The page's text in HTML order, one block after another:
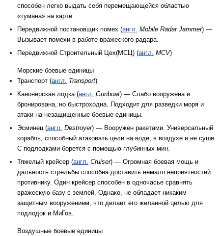
способен легко выдать себя перемещающейся областью
«тумана» на карте.
Передвижной постановщик помех (англ. Mobile Radar Jammer) —
Вызывает помехи в работе вражеского радара.
Передвижной Строительный Цех(МСЦ) (англ. MCV)
Морские боевые единицы
Транспорт (англ. Transport)
Канонерская лодка (англ. Gunboat) — Слабо вооружена и
бронирована, но быстроходна. Подходит для разведки моря и
атаки на незащищенные боевые единицы.
Эсминец (англ. Destroyer) — Вооружен ракетами. Универсальный
корабль, способный атаковать цели на воде, в воздухе и не суше.
С подлодками борется с помощью глубинных мин.
Тяжелый крейсер (англ. Cruiser) — Огромная боевая мощь и
дальность стрельбы способна доставить немало неприятностей
противнику. Один крейсер способен в одночасье сравнять
вражескую базу с землей. Однако, не обладает никаким
защитным вооружением, что делает его желанной целью для
подлодок и МиГов.
Воздушные боевые единицы